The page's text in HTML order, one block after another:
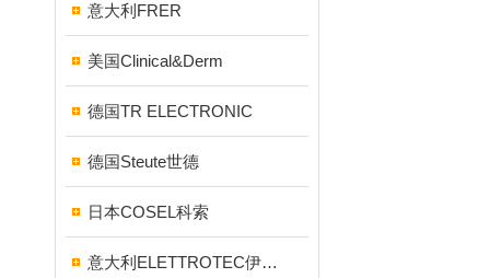
意大利FRER
美国Clinical&Derm
德国TR ELECTRONIC
德国Steute世德
日本COSEL科索
意大利ELETTROTEC伊莱科